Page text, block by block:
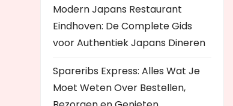
Modern Japans Restaurant
Eindhoven: De Complete Gids
voor Authentiek Japans Dineren
Spareribs Express: Alles Wat Je
Moet Weten Over Bestellen,